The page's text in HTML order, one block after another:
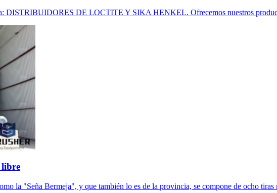
DE LOCTITE Y SIKA HENKEL. Ofrecemos nuestros
libre
la "Seña Bermeja", y que también lo es de la provincia, se compone de ocho tiras